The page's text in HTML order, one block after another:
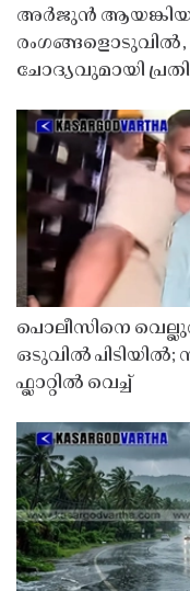
അർജുൻ
രംഗങ്ങളൊടുവിൽ,
ചോദ്യവുമായി പ്രതി
പൊലീസിനെ
ഒടുവിൽ പിടിയിൽ;
ഫ്ലാറ്റിൽ വെച്ച്